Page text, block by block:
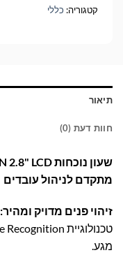
קטגוריה: כללי
תיאור
חוות דעת (0)
מתקדם לניהול עובדים
זיהוי פנים מדויק ומהיר:
מגע.